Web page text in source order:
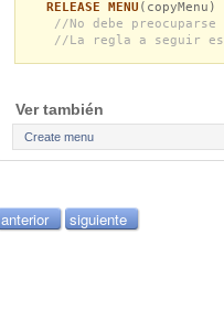
RELEASE MENU (copyMenu)
//No debe
//La regla a seguir es:
Ver también
Create menu
anterior siguiente